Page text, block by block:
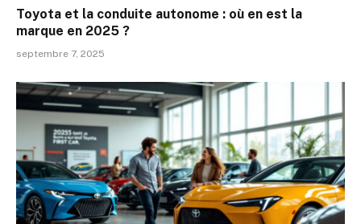
Toyota et la conduite autonome : où en est la
marque en 2025 ?
septembre 7, 2025